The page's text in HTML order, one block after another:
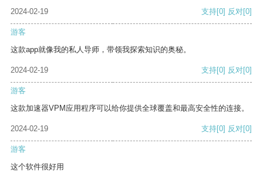
2024-02-19
支持[0] 反对[0]
游客
这款app就像我的私人导师，带领我探索知识的奥秘。
2024-02-19 支持[0] 反对[0]
游客
这款加速器VPM应用程序可以给你提供全球覆盖和最高安全性的连接。
2024-02-19 支持[0] 反对[0]
游客
这个软件很好用